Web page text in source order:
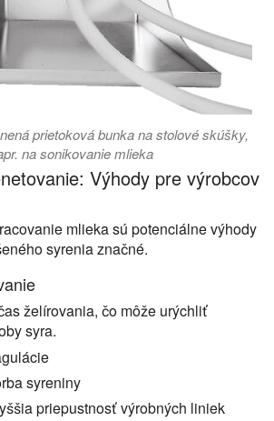
prietoková bunka na stolové skúšky,
na sonikovanie mlieka
Výhody pre výrobcov
mlieka sú potenciálne výhody
syrenia značné.
želírovania, čo môže urýchliť
syra.
syreniny
priepustnosť výrobných liniek